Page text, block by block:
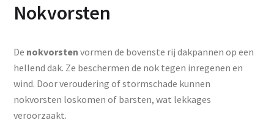
Nokvorsten
De nokvorsten vormen de bovenste rij dakpannen op een
hellend dak. Ze beschermen de nok tegen inregenen en
wind. Door veroudering of stormschade kunnen
nokvorsten loskomen of barsten, wat lekkages
veroorzaakt.